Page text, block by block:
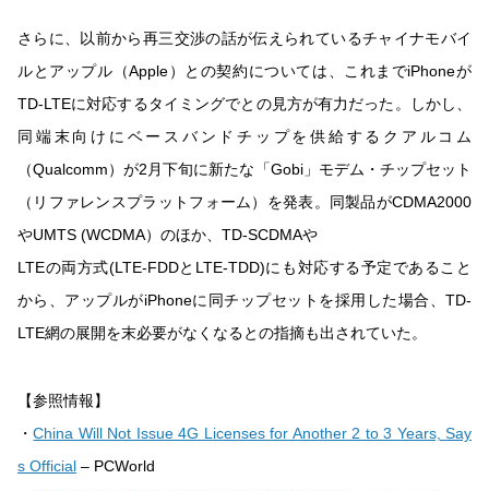
さらに、以前から再三交渉の話が伝えられているチャイナモバイ
ルとアップル（Apple）との契約については、これまでiPhoneが
TD-LTEに対応するタイミングでとの見方が有力だった。しかし、
同端末向けにベースバンドチップを供給するクアルコム
（Qualcomm）が2月下旬に新たな「Gobi」モデム・チップセット
（リファレンスプラットフォーム）を発表。同製品がCDMA2000
やUMTS (WCDMA）のほか、TD-SCDMAや
LTEの両方式(LTE-FDDとLTE-TDD)にも対応する予定であること
から、アップルがiPhoneに同チップセットを採用した場合、TD-
LTE網の展開を末必要がなくなるとの指摘も出されていた。
【参照情報】
・China Will Not Issue 4G Licenses for Another 2 to 3 Years, Say
s Official – PCWorld